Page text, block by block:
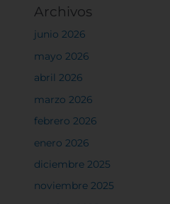
Archivos
junio 2026
mayo 2026
abril 2026
marzo 2026
febrero 2026
enero 2026
diciembre 2025
noviembre 2025